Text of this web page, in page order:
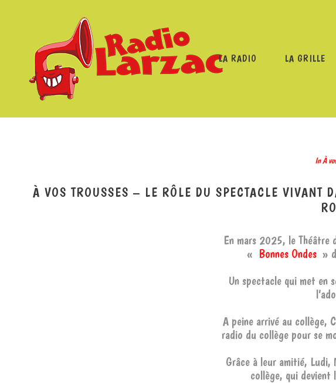
LA RADIO LA GRILLE
RADIO LARZAC /
In À
À VOS TROUSSES – LE RÔLE DU SPECTACLE VIVANT
En mars 2025, le Théâtre
« Bonnes Ondes »
Un spectacle qui met en
A peine arrivé au collège,
radio du collège pour se
Grâce à leur amitié, Ludi,
collège, qui devient